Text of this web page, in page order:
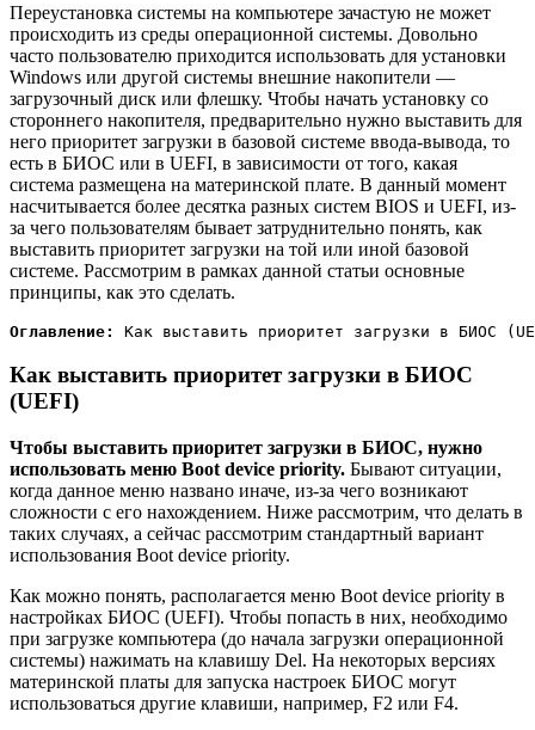
Переустановка системы на компьютере зачастую не может
происходить из среды операционной системы. Довольно
часто пользователю приходится использовать для установки
Windows или другой системы внешние накопители —
загрузочный диск или флешку. Чтобы начать установку со
стороннего накопителя, предварительно нужно выставить для
него приоритет загрузки в базовой системе ввода-вывода, то
есть в БИОС или в UEFI, в зависимости от того, какая
система размещена на материнской плате. В данный момент
насчитывается более десятка разных систем BIOS и UEFI, из-
за чего пользователям бывает затруднительно понять, как
выставить приоритет загрузки на той или иной базовой
системе. Рассмотрим в рамках данной статьи основные
принципы, как это сделать.
Оглавление: Как выставить приоритет загрузки в
Как выставить приоритет загрузки в БИОС
(UEFI)
Чтобы выставить приоритет загрузки в БИОС, нужно
использовать меню Boot device priority. Бывают ситуации,
когда данное меню названо иначе, из-за чего возникают
сложности с его нахождением. Ниже рассмотрим, что делать в
таких случаях, а сейчас рассмотрим стандартный вариант
использования Boot device priority.
Как можно понять, располагается меню Boot device priority в
настройках БИОС (UEFI). Чтобы попасть в них, необходимо
при загрузке компьютера (до начала загрузки операционной
системы) нажимать на клавишу Del. На некоторых версиях
материнской платы для запуска настроек БИОС могут
использоваться другие клавиши, например, F2 или F4.